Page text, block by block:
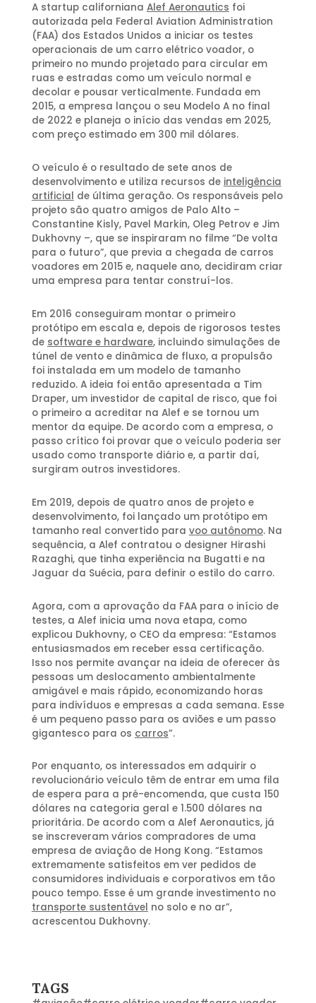
A startup californiana Alef Aeronautics foi
autorizada pela Federal Aviation Administration
(FAA) dos Estados Unidos a iniciar os testes
operacionais de um carro elétrico voador, o
primeiro no mundo projetado para circular em
ruas e estradas como um veículo normal e
decolar e pousar verticalmente. Fundada em
2015, a empresa lançou o seu Modelo A no final
de 2022 e planeja o início das vendas em 2025,
com preço estimado em 300 mil dólares.
O veículo é o resultado de sete anos de
desenvolvimento e utiliza recursos de inteligência
artificial de última geração. Os responsáveis pelo
projeto são quatro amigos de Palo Alto –
Constantine Kisly, Pavel Markin, Oleg Petrov e Jim
Dukhovny –, que se inspiraram no filme “De volta
para o futuro”, que previa a chegada de carros
voadores em 2015 e, naquele ano, decidiram criar
uma empresa para tentar construí-los.
Em 2016 conseguiram montar o primeiro
protótipo em escala e, depois de rigorosos testes
de software e hardware, incluindo simulações de
túnel de vento e dinâmica de fluxo, a propulsão
foi instalada em um modelo de tamanho
reduzido. A ideia foi então apresentada a Tim
Draper, um investidor de capital de risco, que foi
o primeiro a acreditar na Alef e se tornou um
mentor da equipe. De acordo com a empresa, o
passo crítico foi provar que o veículo poderia ser
usado como transporte diário e, a partir daí,
surgiram outros investidores.
Em 2019, depois de quatro anos de projeto e
desenvolvimento, foi lançado um protótipo em
tamanho real convertido para voo autônomo. Na
sequência, a Alef contratou o designer Hirashi
Razaghi, que tinha experiência na Bugatti e na
Jaguar da Suécia, para definir o estilo do carro.
Agora, com a aprovação da FAA para o início de
testes, a Alef inicia uma nova etapa, como
explicou Dukhovny, o CEO da empresa: “Estamos
entusiasmados em receber essa certificação.
Isso nos permite avançar na ideia de oferecer às
pessoas um deslocamento ambientalmente
amigável e mais rápido, economizando horas
para indivíduos e empresas a cada semana. Esse
é um pequeno passo para os aviões e um passo
gigantesco para os carros”.
Por enquanto, os interessados em adquirir o
revolucionário veículo têm de entrar em uma fila
de espera para a pré-encomenda, que custa 150
dólares na categoria geral e 1.500 dólares na
prioritária. De acordo com a Alef Aeronautics, já
se inscreveram vários compradores de uma
empresa de aviação de Hong Kong. “Estamos
extremamente satisfeitos em ver pedidos de
consumidores individuais e corporativos em tão
pouco tempo. Esse é um grande investimento no
transporte sustentável no solo e no ar”,
acrescentou Dukhovny.
TAGS